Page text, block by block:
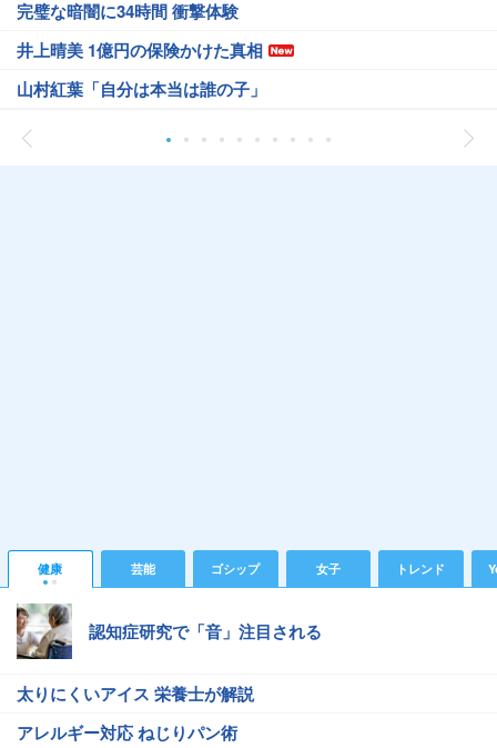
完璧な暗闇に34時間 衝撃体験
井上晴美 1億円の保険かけた真相
山村紅葉「自分は本当は誰の子」
健康 芸能 ゴシップ 女子 トレンド
認知症研究で「音」注目される
太りにくいアイス 栄養士が解説
アレルギー対応 ねじりパン術